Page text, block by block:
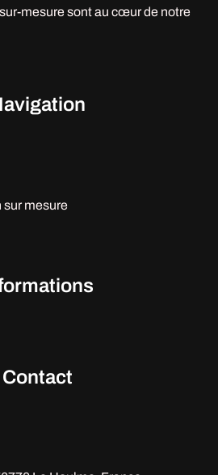
mesure sont au cœur de notre
sur mesure
Contact